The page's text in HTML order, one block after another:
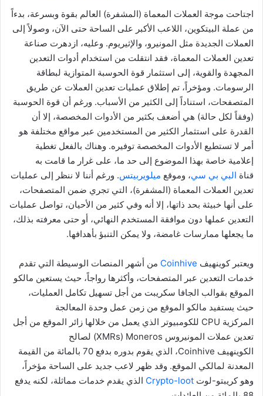
اجتاحت موجة العملات المعماة (المشفرة) العالم بقوة وبسرعة، بدءاً
من عملة البيتكوين، اللاعب الأكبر على الساحة حتى الآن، وصولاً إلى
العملات الجديدة مثل المونيرو، والإثيريوم. وعليه، ازدهرت صناعة
تعدين العملات المعماة، فقد انتقلت من استخدام أدوات التعدين
المجهدة والقوية، إلى استثمار قوة الحوسبة المتوازية لبطاقة
الرسومات. ومؤخراً، تم إطلاق عمليات تعدين العملات عن طريق
المتصفحات، استناداً إلى الكثير من الأسباب. ورغم أن قوة الحوسبة
(وفقاً لكل حالة) هي أضعف بكثير من الأدوات المخصصة، إلا أن
القدرة على استثمار الكثير من المستخدمين عبر مواقع مختلفة هو
أمر لا تستطيع الأدوات المخصصة توفيره. وهناك بالفعل تغطية
إعلامية خاصة بهذا الموضوع إلى حد ما، على غرار ما قامت به
قناة البي بي سي، وموقع ميلويربيتس. ورغم أننا لا ننظر إلى عمليات
تعدين العملات المعماة (المشفرة)، التي تجري ضمن المتصفحات،
على أنها خبيثة بحد ذاتها، إلا أنه وفي كثير من الأحيان، تواصل عمليات
التعدين عملها دون موافقة المستخدم النهائي، أو حتى معرفته بذلك،
ما يجعلها ممارسات غامضة، ولا يمكن التنبؤ بأهدافها.
ويعتبر كوينهيف Coinhive من أشهر المنصات الوسيطة التي تقدم
خدمات التعدين عبر المتصفحات، وأكثرها رواجاً، حيث يستعين مالكو
الموقع بقوالب الجافا سكريبت من أجل تسهيل تكامل العمليات،
حيث يستفيد مالكو الموقع من زمن عمل وحدة المعالجة
المركزية CPU للكومبيوتر الذي يعمل من خلالها زائر الموقع من أجل
تعدين عملات المونيروس Moneros
(
XMRs) لصالح
الكوينهيف Coinhive
، الذي يقوم بدوره بدفع 70 بالمائة من القيمة
المعدنة لمالكي الموقع. وقد ظهر لاعب جديد على الساحة مؤخراً،
وهو كريبتو-لوت Crypto-loot الذي يقدم خدمات مماثلة، لكنه يدفع